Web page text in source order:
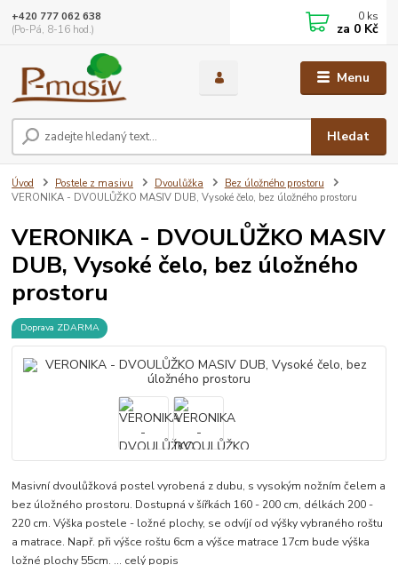
Menu
Hledat
+420 777 062 638
(Po-Pá, 8-16 hod.)
0 ks
za 0 Kč
Úvod Postele z masivu Dvoulůžka
Bez úložného prostoru
VERONIKA - DVOULŮŽKO MASIV DUB, Vysoké čelo, bez úložného prostoru
VERONIKA - DVOULŮŽKO MASIV
DUB, Vysoké čelo, bez úložného
prostoru
Doprava ZDARMA
Masivní dvoulůžková postel vyrobená z dubu, s vysokým nožním čelem a
bez úložného prostoru. Dostupná v šířkách 160 - 200 cm, délkách 200 -
220 cm. Výška postele - ložné plochy, se odvíjí od výšky vybraného roštu
a matrace. Např. při výšce roštu 6cm a výšce matrace 17cm bude výška
ložné plochy 55cm. ... celý popis